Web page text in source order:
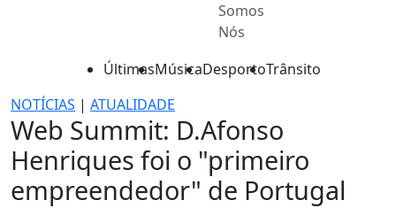
Somos
Nós
ÚltimasMúsicaDesportoTrânsito
NOTÍCIAS | ATUALIDADE
Web Summit: D.Afonso
Henriques foi o "primeiro
empreendedor" de Portugal